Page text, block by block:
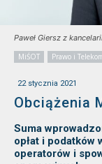
Paweł Giersz z
MiŚOT
Prawo i
22 stycznia 2021
Obciążenia
Suma
opłat i podatków
operatorów i